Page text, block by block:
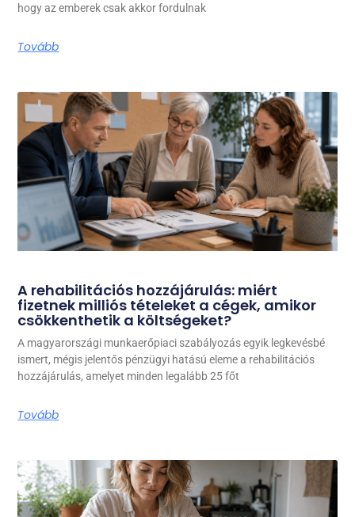
hogy az emberek csak akkor fordulnak
Tovább
A rehabilitációs hozzájárulás: miért
fizetnek milliós tételeket a cégek, amikor
csökkenthetik a költségeket?
A magyarországi munkaerőpiaci szabályozás egyik legkevésbé
ismert, mégis jelentős pénzügyi hatású eleme a rehabilitációs
hozzájárulás, amelyet minden legalább 25 főt
Tovább